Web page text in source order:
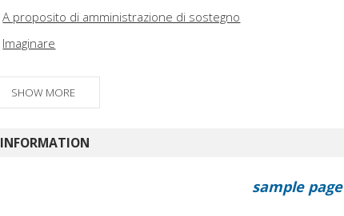
A proposito di amministrazione di sostegno
Imaginare
SHOW MORE
INFORMATION
sample page